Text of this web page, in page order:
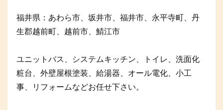
福井県：あわら市、坂井市、福井市、永平寺町、丹
生郡越前町、越前市、鯖江市
ユニットバス、システムキッチン、トイレ、洗面化
粧台、外壁屋根塗装、給湯器、オール電化、小工
事、リフォームなどお任せ下さい。